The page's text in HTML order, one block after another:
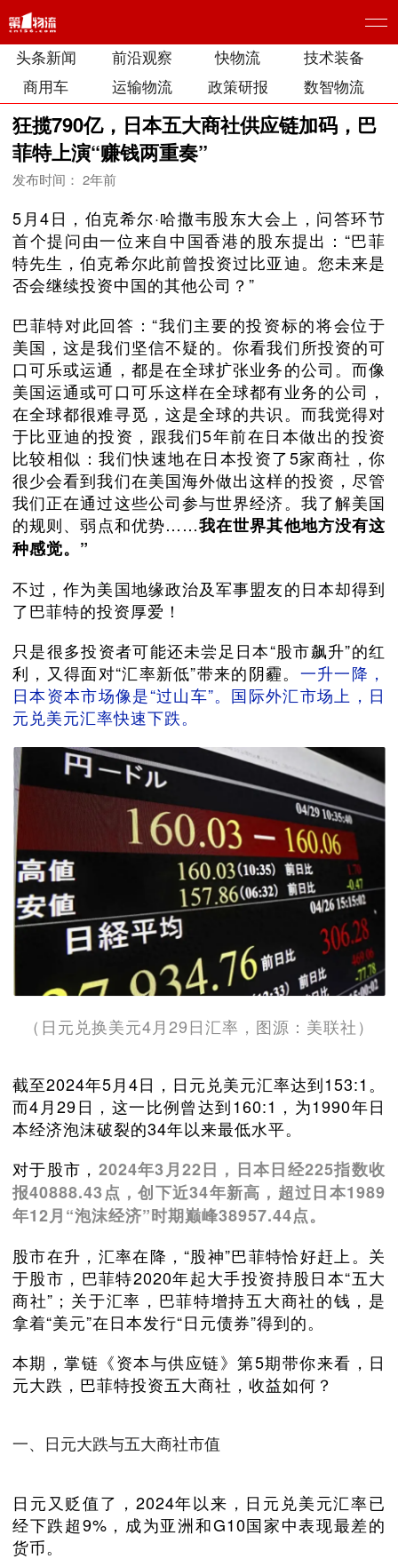
头条新闻 前沿观察 快物流
技术装备
商用车
运输物流 政策研报 数智物流
狂揽790亿，日本五大商社供应链加码，巴
菲特上演“赚钱两重奏”
发布时间： 2年前
5月4日，伯克希尔·哈撒韦股东大会上，问答环节
首个提问由一位来自中国香港的股东提出：“巴菲
特先生，伯克希尔此前曾投资过比亚迪。您未来是
否会继续投资中国的其他公司？”
巴菲特对此回答：“我们主要的投资标的将会位于
美国，这是我们坚信不疑的。你看我们所投资的可
口可乐或运通，都是在全球扩张业务的公司。而像
美国运通或可口可乐这样在全球都有业务的公司，
在全球都很难寻觅，这是全球的共识。而我觉得对
于比亚迪的投资，跟我们5年前在日本做出的投资
比较相似：我们快速地在日本投资了5家商社，你
很少会看到我们在美国海外做出这样的投资，尽管
我们正在通过这些公司参与世界经济。我了解美国
的规则、弱点和优势……我在世界其他地方没有这
种感觉。”
不过，作为美国地缘政治及军事盟友的日本却得到
了巴菲特的投资厚爱！
只是很多投资者可能还未尝足日本“股市飙升”的红
利，又得面对“汇率新低”带来的阴霾。 一升一降，
日本资本市场像是“过山车”。国际外汇市场上，日
元兑美元汇率快速下跌。
（日元兑换美元4月29日汇率，图源：美联社）
截至2024年5月4日，日元兑美元汇率达到153:1。
而4月29日，这一比例曾达到160:1，为1990年日
本经济泡沫破裂的34年以来最低水平。
对于股市， 2024年3月22日，日本日经225指数收
报40888.43点，创下近34年新高，超过日本1989
年12月“泡沫经济”时期巅峰38957.44点。
股市在升，汇率在降，“股神”巴菲特恰好赶上。关
于股市，巴菲特2020年起大手投资持股日本“五大
商社”；关于汇率，巴菲特增持五大商社的钱，是
拿着“美元”在日本发行“日元债券”得到的。
本期，掌链《资本与供应链》第5期带你来看，日
元大跌，巴菲特投资五大商社，收益如何？
一、日元大跌与五大商社市值
日元又贬值了，2024年以来，日元兑美元汇率已
经下跌超9%，成为亚洲和G10国家中表现最差的
货币。